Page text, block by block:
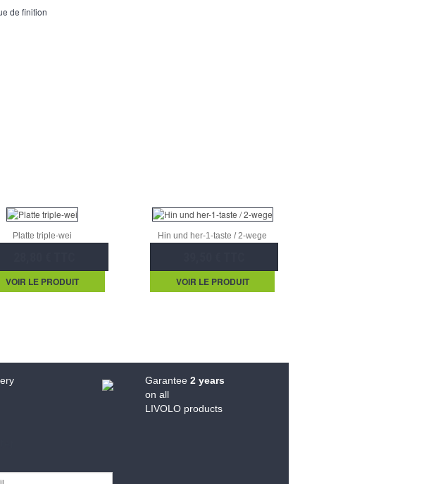
de finition
Platte triple-wei
VOIR LE PRODUIT
Hin und her-1-taste / 2-wege
VOIR LE PRODUIT
Garantee2 years
on all
LIVOLO products